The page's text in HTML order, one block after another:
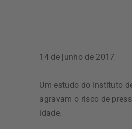
14 de junho de 2017
Um estudo do Instituto
agravam o risco de
idade.